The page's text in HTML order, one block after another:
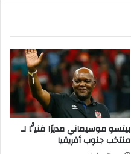
بيتسو موسيماني مديرًا فنيًّا لـ
منتخب جنوب أفريقيا